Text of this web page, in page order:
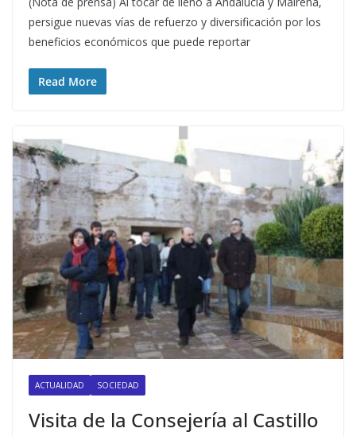
persigue nuevas vías de refuerzo y diversificación por los
beneficios económicos que puede reportar
Read More
ACTUALIDAD SOCIEDAD
Visita de la Consejería al Castillo